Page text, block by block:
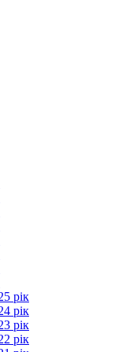
рік
рік
рік
рік